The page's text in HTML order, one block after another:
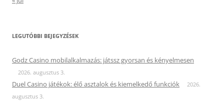
LEGUTÓBBI BEJEGYZÉSEK
Godz Casino mobilalkalmazás: játssz gyorsan és kényelmesen
2026. augusztus 3.
Duel Casino játékok: élő asztalok és kiemelkedő funkciók
2026.
augusztus 3.